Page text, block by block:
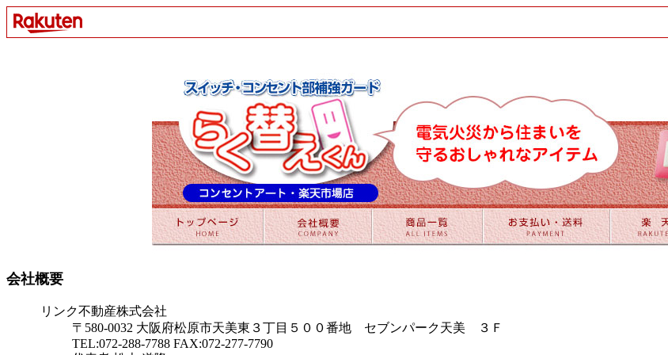
会社概要
リンク不動産株式会社
〒580-0032 大阪府松原市天美東３丁目５００番地 セブンパーク天美 ３Ｆ
TEL:072-288-7788 FAX:072-277-7790